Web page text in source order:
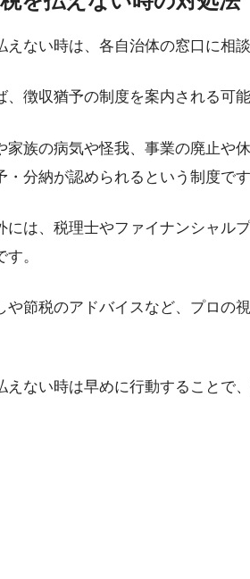
ない時は、各自治体の窓口に相談
徴収猶予の制度を案内される可能
家族の病気や怪我、事業の廃止や
分納が認められるという制度です
には、税理士やファイナンシャル
。
や節税のアドバイスなど、プロの
えない時は早めに行動することで